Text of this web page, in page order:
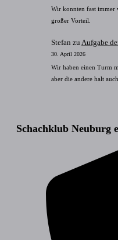
Wir konnten fast immer
großer Vorteil.
Stefan zu Aufgabe
30. April 2026
Wir haben einen Turm
aber die andere halt
Schachklub Neuburg